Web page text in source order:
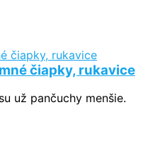
čiapky, rukavice
už pančuchy menšie.